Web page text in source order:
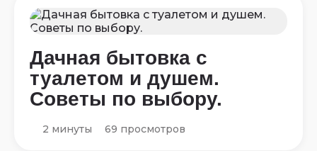
Дачная бытовка с
туалетом и душем.
Советы по выбору.
2 минуты 69 просмотров